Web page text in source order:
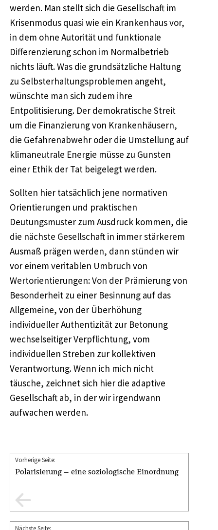
werden. Man stellt sich die Gesellschaft im
Krisenmodus quasi wie ein Krankenhaus vor,
in dem ohne Autorität und funktionale
Differenzierung schon im Normalbetrieb
nichts läuft. Was die grundsätzliche Haltung
zu Selbsterhaltungsproblemen angeht,
wünschte man sich zudem ihre
Entpolitisierung. Der demokratische Streit
um die Finanzierung von Krankenhäusern,
die Gefahrenabwehr oder die Umstellung auf
klimaneutrale Energie müsse zu Gunsten
einer Ethik der Tat beigelegt werden.
Sollten hier tatsächlich jene normativen
Orientierungen und praktischen
Deutungsmuster zum Ausdruck kommen, die
die nächste Gesellschaft in immer stärkerem
Ausmaß prägen werden, dann stünden wir
vor einem veritablen Umbruch von
Wertorientierungen: Von der Prämierung von
Besonderheit zu einer Besinnung auf das
Allgemeine, von der Überhöhung
individueller Authentizität zur Betonung
wechselseitiger Verpflichtung, vom
individuellen Streben zur kollektiven
Verantwortung. Wenn ich mich nicht
täusche, zeichnet sich hier die adaptive
Gesellschaft ab, in der wir irgendwann
aufwachen werden.
Vorherige Seite:
Polarisierung – eine soziologische Einordnung